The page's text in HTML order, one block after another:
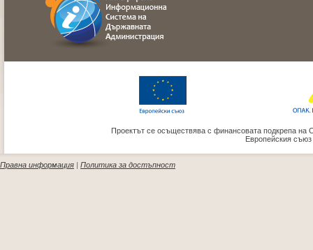
Проектът се осъществява с финансовата подкрепа на
Европейския
Правна информация Политика за достъпност